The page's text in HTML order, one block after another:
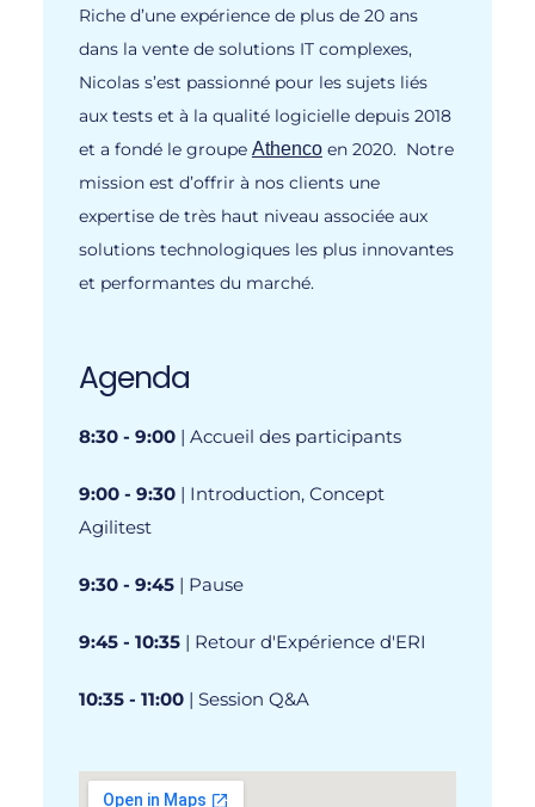
Riche d’une expérience de plus de 20 ans
dans la vente de solutions IT complexes,
Nicolas s’est passionné pour les sujets liés
aux tests et à la qualité logicielle depuis 2018
et a fondé le groupe Athencoen 2020. Notre
mission est d’offrir à nos clients une
expertise de très haut niveau associée aux
solutions technologiques les plus innovantes
et performantes du marché.
Agenda
8:30 - 9:00| Accueil des participants
9:00 - 9:30| Introduction, Concept
Agilitest
9:30 - 9:45| Pause
9:45 - 10:35| Retour d'Expérience d'ERI
10:35 - 11:00| Session Q&A